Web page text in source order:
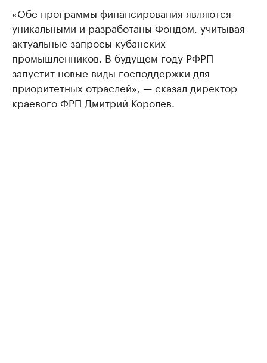
«Обе программы финансирования являются
уникальными и разработаны Фондом, учитывая
актуальные запросы кубанских
промышленников. В будущем году РФРП
запустит новые виды господдержки для
приоритетных отраслей», — сказал директор
краевого ФРП Дмитрий Королев.